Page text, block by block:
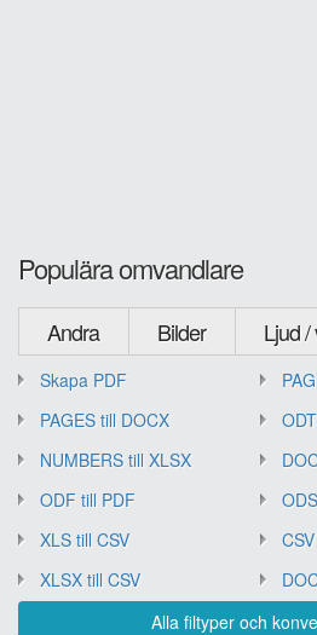
Populära omvandlare
Andra Bilder Ljud /
Skapa PDF
PAGES till DOCX
NUMBERS till XLSX
ODF till PDF
XLS till CSV
XLSX till CSV
Alla filtyper och